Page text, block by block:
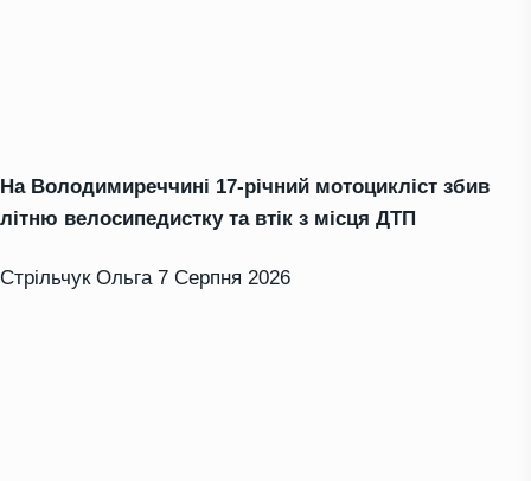
На Володимиреччині 17-річний мотоцикліст збив
літню велосипедистку та втік з місця ДТП
Стрільчук Ольга 7 Серпня 2026